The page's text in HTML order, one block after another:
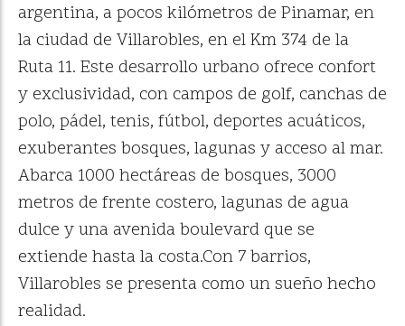
argentina, a pocos kilómetros de Pinamar, en
la ciudad de Villarobles, en el Km 374 de la
Ruta 11. Este desarrollo urbano ofrece confort
y exclusividad, con campos de golf, canchas de
polo, pádel, tenis, fútbol, deportes acuáticos,
exuberantes bosques, lagunas y acceso al mar.
Abarca 1000 hectáreas de bosques, 3000
metros de frente costero, lagunas de agua
dulce y una avenida boulevard que se
extiende hasta la costa.Con 7 barrios,
Villarobles se presenta como un sueño hecho
realidad.